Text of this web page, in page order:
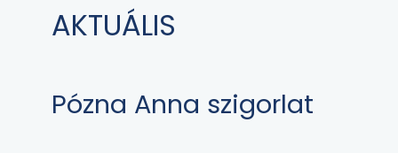
AKTUÁLIS
Pózna Anna szigorlat